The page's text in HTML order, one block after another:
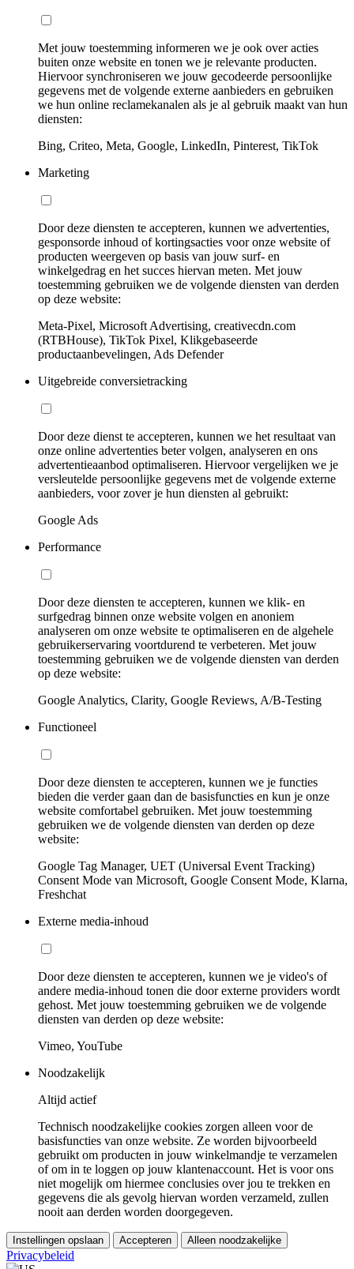
Met jouw toestemming informeren we je ook over acties
buiten onze website en tonen we je relevante producten.
Hiervoor synchroniseren we jouw gecodeerde persoonlijke
gegevens met de volgende externe aanbieders en gebruiken
we hun online reclamekanalen als je al gebruik maakt van hun
diensten:
Bing, Criteo, Meta, Google, LinkedIn, Pinterest, TikTok
Marketing
Door deze diensten te accepteren, kunnen we advertenties,
gesponsorde inhoud of kortingsacties voor onze website of
producten weergeven op basis van jouw surf- en
winkelgedrag en het succes hiervan meten. Met jouw
toestemming gebruiken we de volgende diensten van derden
op deze website:
Meta-Pixel, Microsoft Advertising, creativecdn.com
(RTBHouse), TikTok Pixel, Klikgebaseerde
productaanbevelingen, Ads Defender
Uitgebreide conversietracking
Door deze dienst te accepteren, kunnen we het resultaat van
onze online advertenties beter volgen, analyseren en ons
advertentieaanbod optimaliseren. Hiervoor vergelijken we je
versleutelde persoonlijke gegevens met de volgende externe
aanbieders, voor zover je hun diensten al gebruikt:
Google Ads
Performance
Door deze diensten te accepteren, kunnen we klik- en
surfgedrag binnen onze website volgen en anoniem
analyseren om onze website te optimaliseren en de algehele
gebruikerservaring voortdurend te verbeteren. Met jouw
toestemming gebruiken we de volgende diensten van derden
op deze website:
Google Analytics, Clarity, Google Reviews, A/B-Testing
Functioneel
Door deze diensten te accepteren, kunnen we je functies
bieden die verder gaan dan de basisfuncties en kun je onze
website comfortabel gebruiken. Met jouw toestemming
gebruiken we de volgende diensten van derden op deze
website:
Google Tag Manager, UET (Universal Event Tracking)
Consent Mode van Microsoft, Google Consent Mode, Klarna,
Freshchat
Externe media-inhoud
Door deze diensten te accepteren, kunnen we je video's of
andere media-inhoud tonen die door externe providers wordt
gehost. Met jouw toestemming gebruiken we de volgende
diensten van derden op deze website:
Vimeo, YouTube
Noodzakelijk
Altijd actief
Technisch noodzakelijke cookies zorgen alleen voor de
basisfuncties van onze website. Ze worden bijvoorbeeld
gebruikt om producten in jouw winkelmandje te verzamelen
of om in te loggen op jouw klantenaccount. Het is voor ons
niet mogelijk om hiermee conclusies over jou te trekken en
gegevens die als gevolg hiervan worden verzameld, zullen
nooit aan derden worden doorgegeven.
Instellingen opslaan Accepteren Alleen noodzakelijke
Privacybeleid